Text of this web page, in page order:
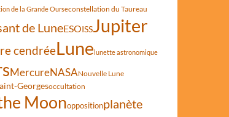
de la Grande Ourseconstellation du Taureau
de LuneESOISSJupiter
cendréeLunelunette astronomique
MercureNASANouvelle Lune
Georgesoccultation
Moonoppositionplanète